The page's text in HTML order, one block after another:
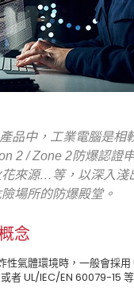
品中，工業電腦是相
2 / Zone 2防爆認證
來源…等，以深入淺
場所的防爆殿堂。
念
氣體環境時，一般會採用
者 UL/IEC/EN 60079-15